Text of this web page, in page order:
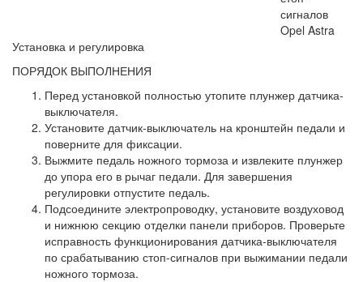
Установка и регулировка
ПОРЯДОК ВЫПОЛНЕНИЯ
Перед установкой полностью утопите плунжер датчика-
выключателя.
Установите датчик-выключатель на кронштейн педали и
поверните для фиксации.
Выжмите педаль ножного тормоза и извлеките плунжер
до упора его в рычаг педали. Для завершения
регулировки отпустите педаль.
Подсоедините электропроводку, установите воздуховод
и нижнюю секцию отделки панели приборов. Проверьте
исправность функционирования датчика-выключателя
по срабатыванию стоп-сигналов при выжимании педали
ножного тормоза.